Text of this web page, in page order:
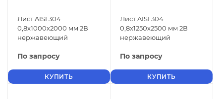
Лист AISI 304
0,8x1000x2000 мм 2В
нержавеющий
По запросу
КУПИТЬ
Лист AISI 304
0,8x1250x2500 мм 2В
нержавеющий
По запросу
КУПИТЬ